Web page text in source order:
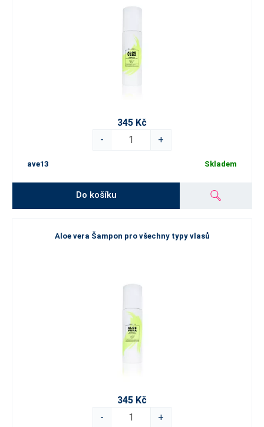
345 Kč
-
+
ave13 Skladem
Do košíku
Aloe vera Šampon pro všechny typy vlasů
345 Kč
-
+